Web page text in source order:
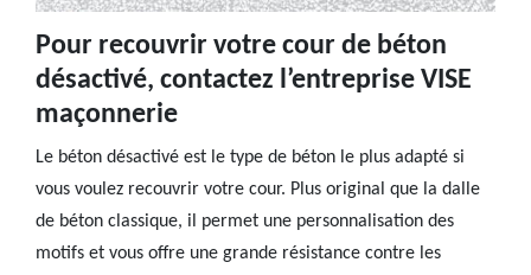
Pour recouvrir votre cour de béton
désactivé, contactez l’entreprise VISE
maçonnerie
Le béton désactivé est le type de béton le plus adapté si
vous voulez recouvrir votre cour. Plus original que la dalle
de béton classique, il permet une personnalisation des
motifs et vous offre une grande résistance contre les